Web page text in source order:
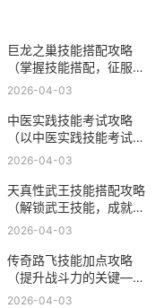
巨龙之巢技能搭配攻略
（掌握技能搭配，征服巨
龙之巢的无尽挑战！）
2026-04-03
中医实践技能考试攻略
（以中医实践技能考试为
导向，掌握备考技巧与突
2026-04-03
天真性武王技能搭配攻略
（解锁武王技能，成就天
真之王！）
2026-04-03
传奇路飞技能加点攻略
（提升战斗力的关键——
传奇路飞技能加点解析）
2026-04-03